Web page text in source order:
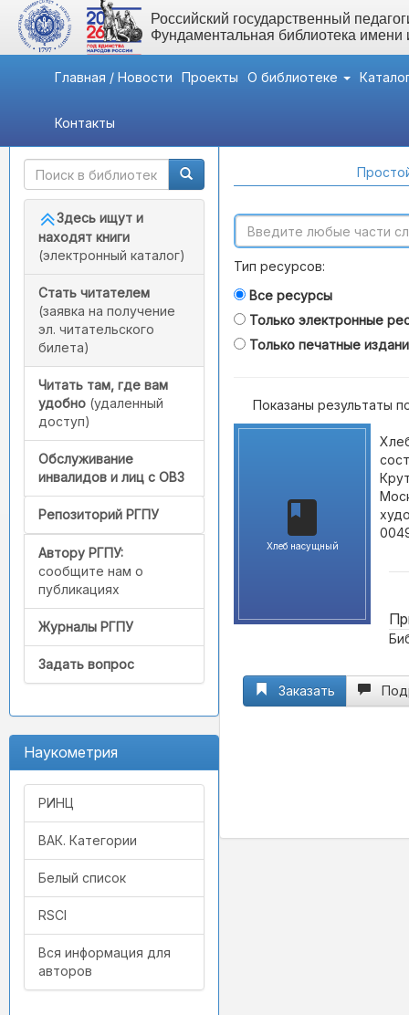
Российский государственный
Фундаментальная библиотека
Главная / Новости Проекты О библиотеке
Контакты
Быстрый доступ
Здесь ищут и
находят книги
(электронный каталог)
Стать читателем
(заявка на получение
эл. читательского
билета)
Читать там, где вам
удобно (удаленный
доступ)
Обслуживание
инвалидов и лиц с ОВЗ
Репозиторий РГПУ
Автору РГПУ:
сообщите нам о
публикациях
Журналы РГПУ
Задать вопрос
Наукометрия
РИНЦ
ВАК. Категории
Белый список
RSCI
Вся информация для
авторов
Тип ресурсов:
Все ресурсы
Только электронные
Только печатные
Показаны результаты
Хлеб насущный
Заказать